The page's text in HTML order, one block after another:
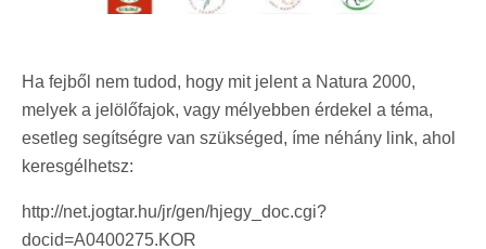
Ha fejből nem tudod, hogy mit jelent a Natura 2000,
melyek a jelölőfajok, vagy mélyebben érdekel a téma,
esetleg segítségre van szükséged, íme néhány link, ahol
keresgélhetsz:
http://net.jogtar.hu/jr/gen/hjegy_doc.cgi?
docid=A0400275.KOR